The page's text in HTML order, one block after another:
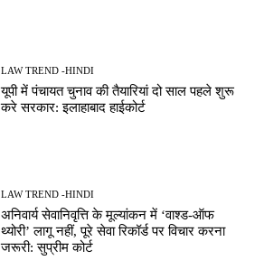
LAW TREND -HINDI
यूपी में पंचायत चुनाव की तैयारियां दो साल पहले शुरू
करे सरकार: इलाहाबाद हाईकोर्ट
LAW TREND -HINDI
अनिवार्य सेवानिवृत्ति के मूल्यांकन में ‘वाश्ड-ऑफ
थ्योरी’ लागू नहीं, पूरे सेवा रिकॉर्ड पर विचार करना
जरूरी: सुप्रीम कोर्ट